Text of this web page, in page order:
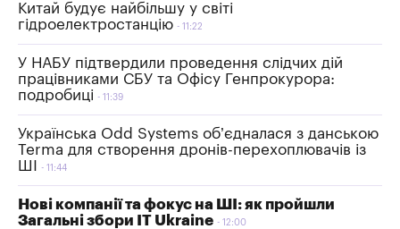
Китай будує найбільшу у світі
гідроелектростанцію
11:22
У НАБУ підтвердили проведення слідчих дій
працівниками СБУ та Офісу Генпрокурора:
подробиці
11:39
Українська Odd Systems об’єдналася з данською
Terma для створення дронів-перехоплювачів із
ШІ
11:44
Нові компанії та фокус на ШІ: як пройшли
Загальні збори IT Ukraine
12:00